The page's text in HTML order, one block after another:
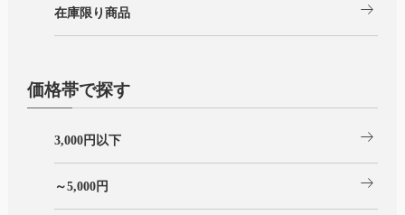
在庫限り商品 arrow_right_alt
価格帯で探す
3,000円以下 arrow_right_alt
～5,000円 arrow_right_alt